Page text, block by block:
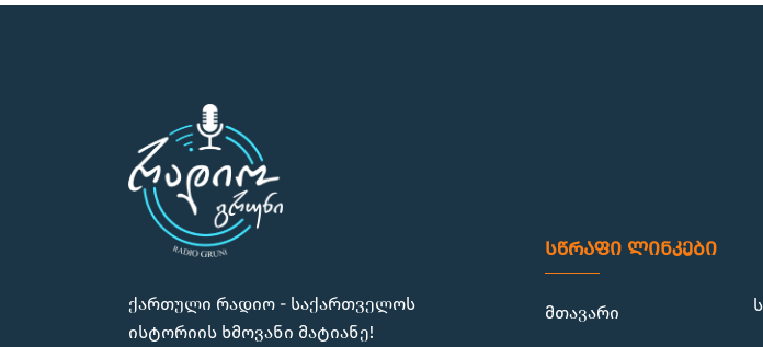
ქართული რადიო - საქართველოს
ისტორიის ხმოვანი მატიანე!
სწრაფი ლინკები
მთავარი